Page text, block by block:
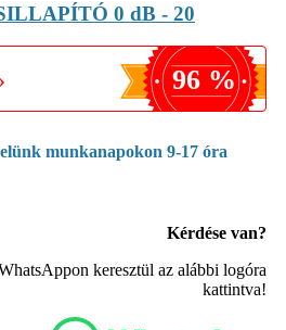
0 dB - 20
96 %
munkanapokon 9-17 óra
Kérdése van?
keresztül az alábbi logóra
kattintva!